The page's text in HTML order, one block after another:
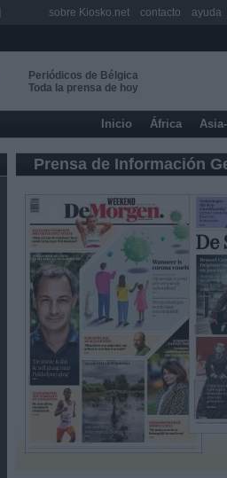
Periódicos de Bélgica
Toda la prensa de hoy
Inicio África
Prensa de Información
sobre Kiosko.net contacto ayuda